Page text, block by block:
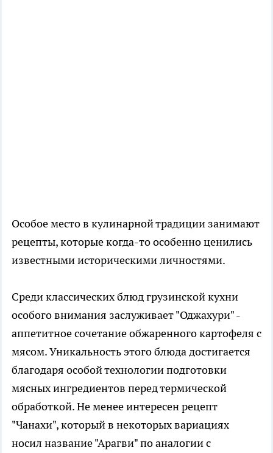
Особое место в кулинарной традиции занимают
рецепты, которые когда-то особенно ценились
известными историческими личностями.
Среди классических блюд грузинской кухни
особого внимания заслуживает "Оджахури" -
аппетитное сочетание обжаренного картофеля с
мясом. Уникальность этого блюда достигается
благодаря особой технологии подготовки
мясных ингредиентов перед термической
обработкой. Не менее интересен рецепт
"Чанахи", который в некоторых вариациях
носил название "Арагви" по аналогии с